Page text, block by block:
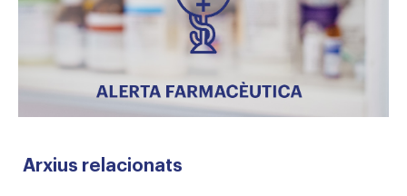
Arxius relacionats